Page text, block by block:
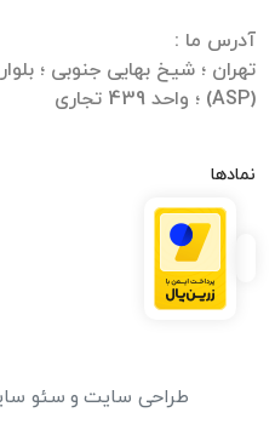
تهران ؛ شیخ بهایی جنوبی ؛
(ASP) ؛ واحد 439 تجاری
نمادها
طراحی سایت و سئو